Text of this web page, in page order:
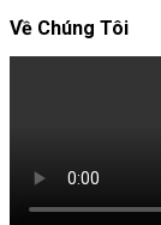
Về Chúng Tôi